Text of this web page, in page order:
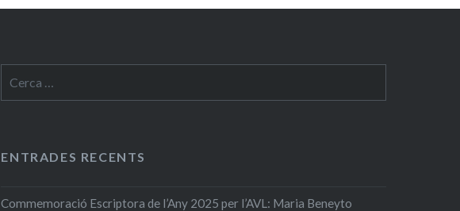
ENTRADES RECENTS
Commemoració Escriptora de l’Any 2025 per l’AVL: Maria Beneyto